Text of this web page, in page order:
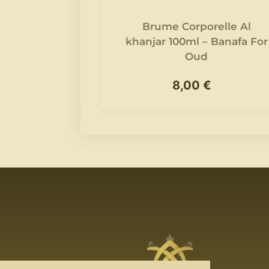
Brume Corporelle Al
khanjar 100ml – Banafa For
Oud
8,00€